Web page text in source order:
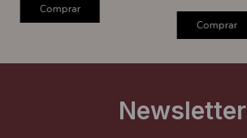
Comprar
Comprar
Newsletter